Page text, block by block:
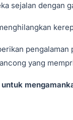
sejalan dengan
yang